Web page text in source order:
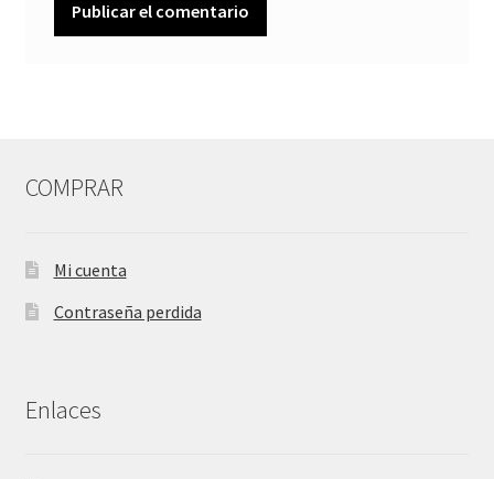
COMPRAR
Mi cuenta
Contraseña perdida
Enlaces